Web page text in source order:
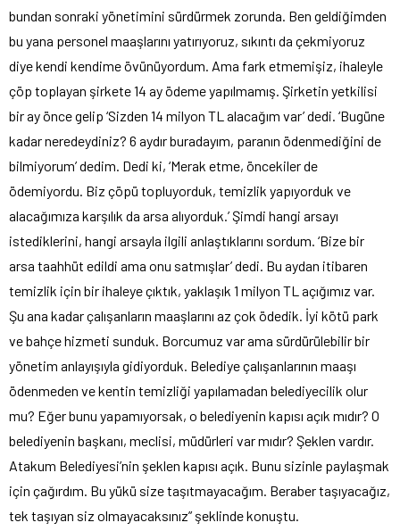
bundan sonraki yönetimini sürdürmek zorunda. Ben geldiğimden
bu yana personel maaşlarını yatırıyoruz, sıkıntı da çekmiyoruz
diye kendi kendime övünüyordum. Ama fark etmemişiz, ihaleyle
çöp toplayan şirkete 14 ay ödeme yapılmamış. Şirketin yetkilisi
bir ay önce gelip ‘Sizden 14 milyon TL alacağım var’ dedi. ‘Bugüne
kadar neredeydiniz? 6 aydır buradayım, paranın ödenmediğini de
bilmiyorum’ dedim. Dedi ki, ‘Merak etme, öncekiler de
ödemiyordu. Biz çöpü topluyorduk, temizlik yapıyorduk ve
alacağımıza karşılık da arsa alıyorduk.’ Şimdi hangi arsayı
istediklerini, hangi arsayla ilgili anlaştıklarını sordum. ‘Bize bir
arsa taahhüt edildi ama onu satmışlar’ dedi. Bu aydan itibaren
temizlik için bir ihaleye çıktık, yaklaşık 1 milyon TL açığımız var.
Şu ana kadar çalışanların maaşlarını az çok ödedik. İyi kötü park
ve bahçe hizmeti sunduk. Borcumuz var ama sürdürülebilir bir
yönetim anlayışıyla gidiyorduk. Belediye çalışanlarının maaşı
ödenmeden ve kentin temizliği yapılamadan belediyecilik olur
mu? Eğer bunu yapamıyorsak, o belediyenin kapısı açık mıdır? O
belediyenin başkanı, meclisi, müdürleri var mıdır? Şeklen vardır.
Atakum Belediyesi’nin şeklen kapısı açık. Bunu sizinle paylaşmak
için çağırdım. Bu yükü size taşıtmayacağım. Beraber taşıyacağız,
tek taşıyan siz olmayacaksınız” şeklinde konuştu.